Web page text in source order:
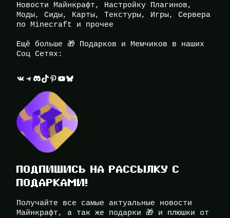
Новости Майнкрафт, Настройку Плагинов,
Моды, Сиды, Карты, Текстуры, Игры, Сервера
по Minecraft и прочее
Ещё больше 🎁 Подарков и Мемчиков в наших
Соц Сетях:
ВКонтакте Telegram Discord TikTok Pinterest YouTube Bluesky
ПОДПИШИСЬ НА РАССЫЛКУ С
ПОДАРКАМИ!
Получайте все самые актуальные новости
Майнкрафт, а так же подарки 🎁 и плюшки от